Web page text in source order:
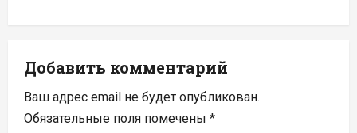
а
и
я
Добавить комментарий
Ваш адрес email не будет опубликован.
Обязательные поля помечены *